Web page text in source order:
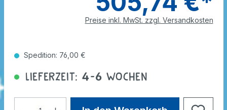
Preise inkl. MwSt. zzgl. Versandkosten
Spedition: 76,00 €
Lieferzeit: 4-6 Wochen